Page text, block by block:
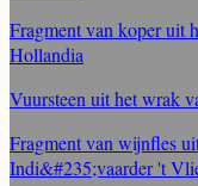
Fragment van koper uit
Hollandia
Vuursteen uit het wrak
Fragment van wijnfles
Indi&#235;vaarder 't